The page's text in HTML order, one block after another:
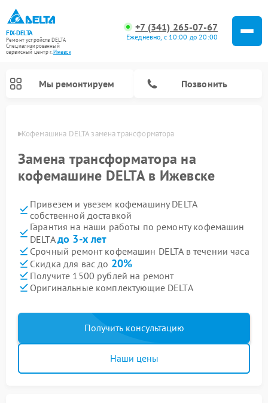
FIX-DELTA
Ремонт устройств DELTA
Специализированный
cервисный центр г.Ижевск
+7 (341) 265-07-67
Ежедневно, с 10:00 до 20:00
Мы ремонтируем Позвонить
Кофемашина DELTA замена трансформатора
Замена трансформатора на
кофемашине DELTA в Ижевске
Привезем и увезем кофемашину DELTA
собственной доставкой
Гарантия на наши работы по ремонту кофемашин
DELTAдо 3-х лет
Срочный ремонт кофемашин DELTA в течении часа
Скидка для вас до 20%
Получите 1500 рублей на ремонт
Оригинальные комплектующие DELTA
Получить консультацию
Наши цены